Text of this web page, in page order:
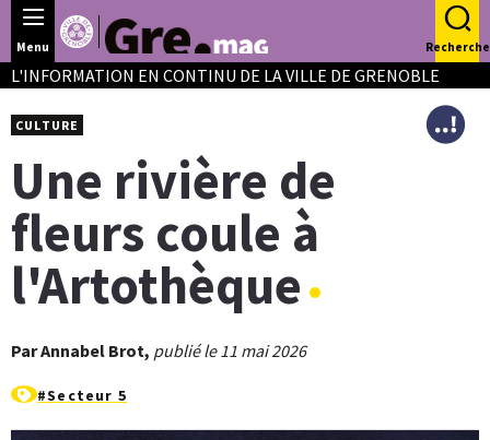
Panneau de gestion des cookies
Menu Recherche
L'INFORMATION EN CONTINU DE LA VILLE DE GRENOBLE
Une rivière de
fleurs coule à
l'Artothèque
CULTURE
Par Annabel Brot, publié le 11 mai 2026
#Secteur 5